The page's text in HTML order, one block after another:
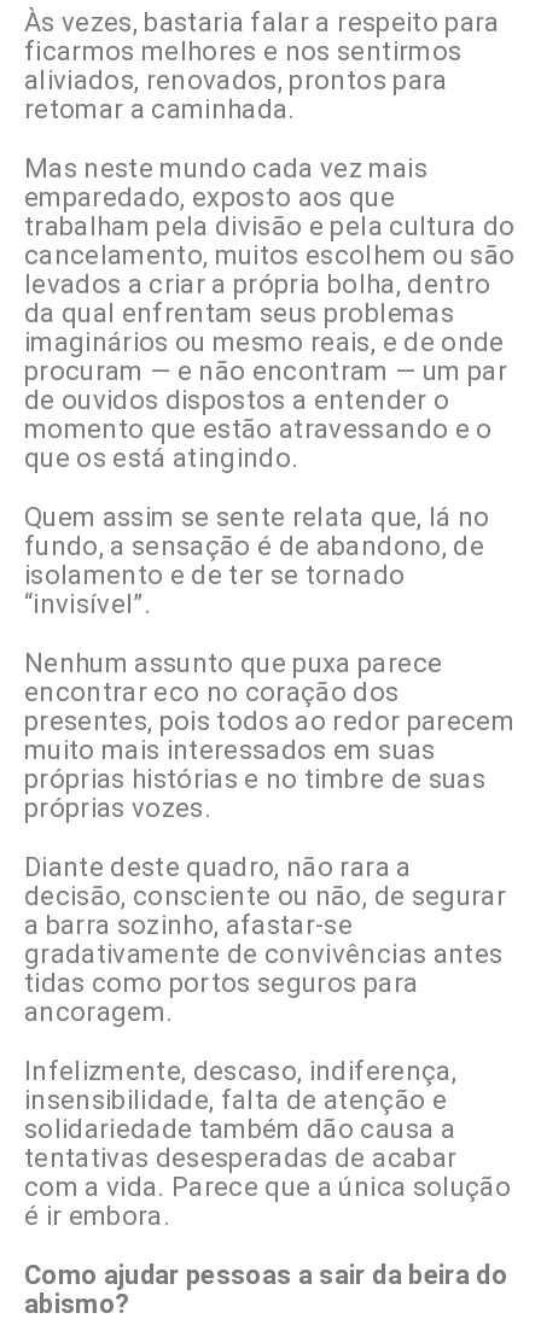
Às vezes, bastaria falar a respeito para
ficarmos melhores e nos sentirmos
aliviados, renovados, prontos para
retomar a caminhada.
Mas neste mundo cada vez mais
emparedado, exposto aos que
trabalham pela divisão e pela cultura do
cancelamento, muitos escolhem ou são
levados a criar a própria bolha, dentro
da qual enfrentam seus problemas
imaginários ou mesmo reais, e de onde
procuram — e não encontram — um par
de ouvidos dispostos a entender o
momento que estão atravessando e o
que os está atingindo.
Quem assim se sente relata que, lá no
fundo, a sensação é de abandono, de
isolamento e de ter se tornado
“invisível”.
Nenhum assunto que puxa parece
encontrar eco no coração dos
presentes, pois todos ao redor parecem
muito mais interessados em suas
próprias histórias e no timbre de suas
próprias vozes.
Diante deste quadro, não rara a
decisão, consciente ou não, de segurar
a barra sozinho, afastar-se
gradativamente de convivências antes
tidas como portos seguros para
ancoragem.
Infelizmente, descaso, indiferença,
insensibilidade, falta de atenção e
solidariedade também dão causa a
tentativas desesperadas de acabar
com a vida. Parece que a única solução
é ir embora.
Como ajudar pessoas a sair da beira do
abismo?